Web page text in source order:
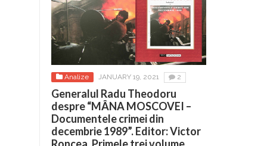
Analize JANUARY 19, 2021 2
Generalul Radu Theodoru
despre “MÂNA MOSCOVEI –
Documentele crimei din
decembrie 1989”. Editor: Victor